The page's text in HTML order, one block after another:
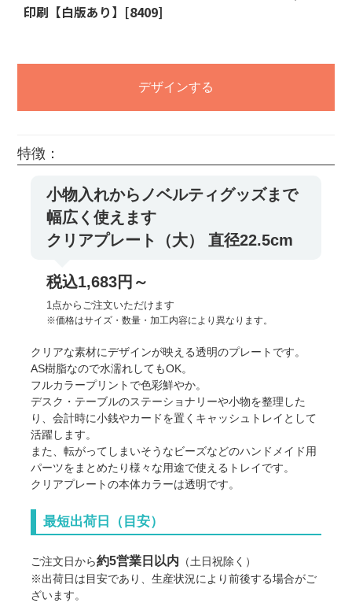
印刷【白版あり】[8409]
デザインする
特徴：
小物入れからノベルティグッズまで
幅広く使えます
クリアプレート（大） 直径22.5cm
税込1,683円～
1点からご注文いただけます
※価格はサイズ・数量・加工内容により異なります。
クリアな素材にデザインが映える透明のプレートです。
AS樹脂なので水濡れしてもOK。
フルカラープリントで色彩鮮やか。
デスク・テーブルのステーショナリーや小物を整理した
り、会計時に小銭やカードを置くキャッシュトレイとして
活躍します。
また、転がってしまいそうなビーズなどのハンドメイド用
パーツをまとめたり様々な用途で使えるトレイです。
クリアプレートの本体カラーは透明です。
最短出荷日（目安）
ご注文日から約5営業日以内 （土日祝除く）
※出荷日は目安であり、生産状況により前後する場合がご
ざいます。